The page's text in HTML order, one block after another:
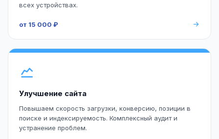
всех устройствах.
от 15 000 ₽
Улучшение сайта
Повышаем скорость загрузки, конверсию, позиции в
поиске и индексируемость. Комплексный аудит и
устранение проблем.